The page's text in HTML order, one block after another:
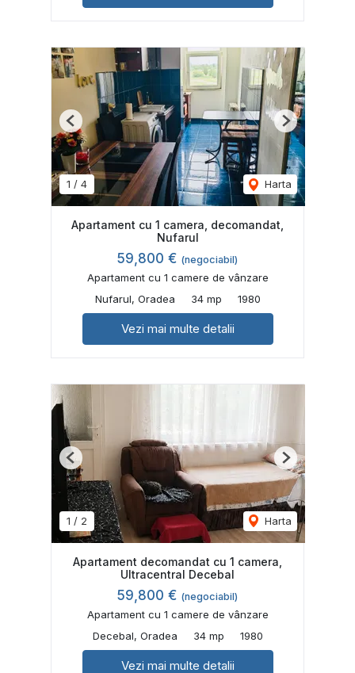
1 / 4 Harta
Previous Next
Apartament cu 1 camera, decomandat,
Nufarul
59,800 € (negociabil)
Apartament cu 1 camere de vânzare
Nufarul, Oradea
34 mp 1980
Vezi mai multe detalii
1 / 2 Harta
Previous Next
Apartament decomandat cu 1 camera,
Ultracentral Decebal
59,800 € (negociabil)
Apartament cu 1 camere de vânzare
Decebal, Oradea
34 mp 1980
Vezi mai multe detalii